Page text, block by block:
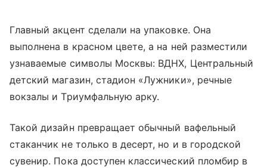
Главный акцент сделали на упаковке. Она
выполнена в красном цвете, а на ней разместили
узнаваемые символы Москвы: ВДНХ, Центральный
детский магазин, стадион «Лужники», речные
вокзалы и Триумфальную арку.
Такой дизайн превращает обычный вафельный
стаканчик не только в десерт, но и в городской
сувенир. Пока доступен классический пломбир в